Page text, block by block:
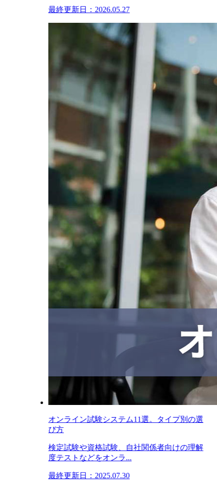
最終更新日：2026.05.27
オンライン試験システム11選。タイプ別の選
び方
検定試験や資格試験、自社関係者向けの理解
度テストなどをオンラ...
最終更新日：2025.07.30